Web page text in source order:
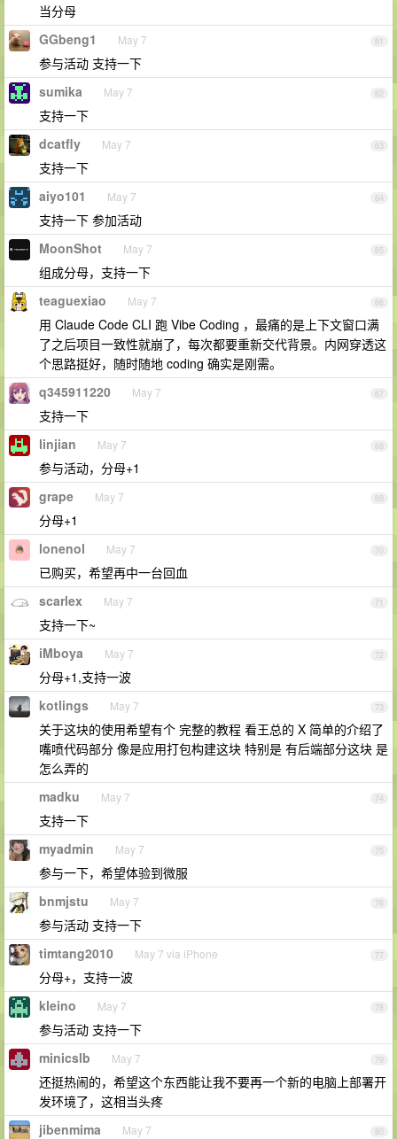
当分母
61
GGbeng1 May 7
参与活动 支持一下
62
sumika May 7
支持一下
63
dcatfly May 7
支持一下
64
aiyo101 May 7
支持一下 参加活动
65
MoonShot May 7
组成分母，支持一下
66
teaguexiao May 7
用 Claude Code CLI 跑 Vibe Coding ，最痛的是上下文窗口满
了之后项目一致性就崩了，每次都要重新交代背景。内网穿透这
个思路挺好，随时随地 coding 确实是刚需。
67
q345911220 May 7
支持一下
68
linjian May 7
参与活动，分母+1
69
grape May 7
分母+1
70
lonenol May 7
已购买，希望再中一台回血
71
scarlex May 7
支持一下~
72
iMboya May 7
分母+1,支持一波
73
kotlings May 7
关于这块的使用希望有个 完整的教程 看王总的 X 简单的介绍了
嘴喷代码部分 像是应用打包构建这块 特别是 有后端部分这块 是
怎么弄的
74
madku May 7
支持一下
75
myadmin May 7
参与一下，希望体验到微服
76
bnmjstu May 7
参与活动 支持一下
77
timtang2010 May 7 via iPhone
分母+，支持一波
78
kleino May 7
参与活动 支持一下
79
minicslb May 7
还挺热闹的，希望这个东西能让我不要再一个新的电脑上部署开
发环境了，这相当头疼
80
jibenmima May 7